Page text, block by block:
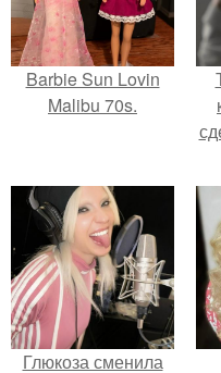
Barbie Sun Lovin
Malibu 70s.
Глюкоза сменила